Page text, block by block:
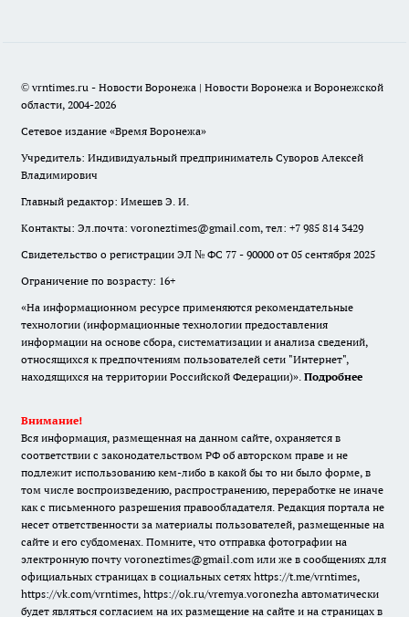
© vrntimes.ru - Новости Воронежа | Новости Воронежа и Воронежской
области, 2004-2026
Сетевое издание «Время Воронежа»
Учредитель: Индивидуальный предприниматель Суворов Алексей
Владимирович
Главный редактор: Имешев Э. И.
Контакты: Эл.почта: voroneztimes@gmail.com, тел: +7 985 814 3429
Свидетельство о регистрации ЭЛ № ФС 77 - 90000 от 05 сентября 2025
Ограничение по возрасту: 16+
«На информационном ресурсе применяются рекомендательные
технологии (информационные технологии предоставления
информации на основе сбора, систематизации и анализа сведений,
относящихся к предпочтениям пользователей сети "Интернет",
находящихся на территории Российской Федерации)». Подробнее
Внимание!
Вся информация, размещенная на данном сайте, охраняется в
соответствии с законодательством РФ об авторском праве и не
подлежит использованию кем-либо в какой бы то ни было форме, в
том числе воспроизведению, распространению, переработке не иначе
как с письменного разрешения правообладателя. Редакция портала не
несет ответственности за материалы пользователей, размещенные на
сайте и его субдоменах. Помните, что отправка фотографии на
электронную почту voroneztimes@gmail.com или же в сообщениях для
официальных страницах в социальных сетях https://t.me/vrntimes,
https://vk.com/vrntimes, https://ok.ru/vremya.voronezha автоматически
будет являться согласием на их размещение на сайте и на страницах в